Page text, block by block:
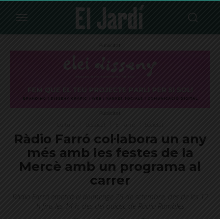
Publicitat
Publicitat
Ràdio Farró col·labora un any
més amb les festes de la
Mercè amb un programa al
carrer
Ràdio Farró emetrà el diumenge 25 de setembre, des de les 12
h fins les 14 h, des del quiosc de Ràdio Rambles